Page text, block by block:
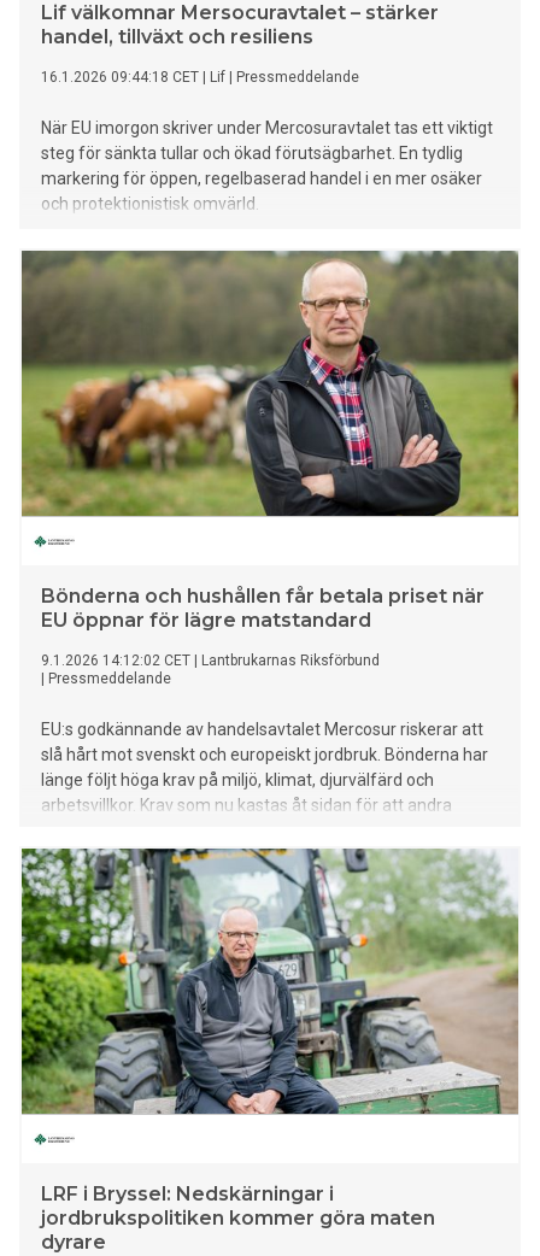
Lif välkomnar Mersocuravtalet – stärker
handel, tillväxt och resiliens
16.1.2026 09:44:18 CET Lif Pressmeddelande
När EU imorgon skriver under Mercosuravtalet tas ett viktigt
steg för sänkta tullar och ökad förutsägbarhet. En tydlig
markering för öppen, regelbaserad handel i en mer osäker
och protektionistisk omvärld.
Bönderna och hushållen får betala priset när
EU öppnar för lägre matstandard
9.1.2026 14:12:02 CET
Lantbrukarnas Riksförbund
Pressmeddelande
EU:s godkännande av handelsavtalet Mercosur riskerar att
slå hårt mot svenskt och europeiskt jordbruk. Bönderna har
länge följt höga krav på miljö, klimat, djurvälfärd och
arbetsvillkor. Krav som nu kastas åt sidan för att andra
som får betala för sämre konkurrensvillkor och hushållen
med mat som har lägre standard.
LRF i Bryssel: Nedskärningar i
jordbrukspolitiken kommer göra maten
dyrare